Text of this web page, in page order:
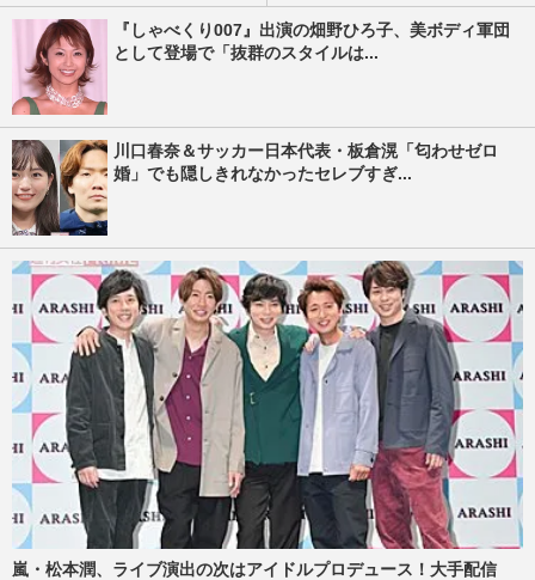
『しゃべくり007』出演の畑野ひろ子、美ボディ軍団
として登場で「抜群のスタイルは...
川口春奈＆サッカー日本代表・板倉滉「匂わせゼロ
婚」でも隠しきれなかったセレブすぎ...
嵐・松本潤、ライブ演出の次はアイドルプロデュース！大手配信